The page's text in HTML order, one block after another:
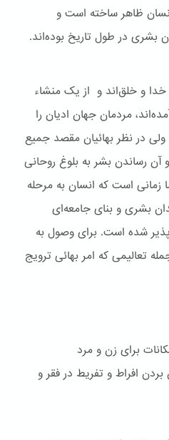
ظاهر ساخته است و
بشری در طول تاریخ بوده‌اند.
خدا و خلق‌اند و از یک منشاء
مردمان جهان ادیان را
ولی در نظر بهائیان مقصد جمیع
رساندن بشر به بلوغ روحانی
است که انسان به مرحله
بشری و بنای جامعه‌ای
شده است. برای وصول به
تعالیمی که امر بهائی ترویج
برای زن و مرد
افراط و تفریط در فقر و